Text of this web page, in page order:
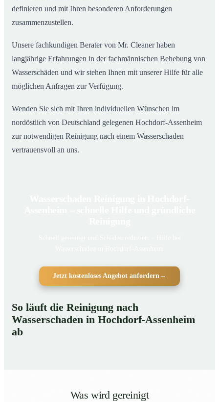
definieren und mit Ihren besonderen Anforderungen
zusammenzustellen.
Unsere fachkundigen Berater von Mr. Cleaner haben
langjährige Erfahrungen in der fachmännischen Behebung von
Wasserschäden und wir stehen Ihnen mit unserer Hilfe für alle
möglichen Anfragen zur Verfügung.
Wenden Sie sich mit Ihren individuellen Wünschen im
nordöstlich von Deutschland gelegenen Hochdorf-Assenheim
zur notwendigen Reinigung nach einem Wasserschaden
vertrauensvoll an uns.
Jetzt kostenloses Angebot anfordern→
So läuft die Reinigung nach
Wasserschaden in Hochdorf-Assenheim
ab
Was wird gereinigt